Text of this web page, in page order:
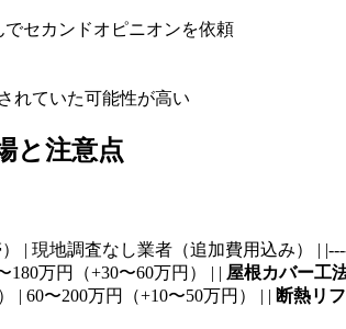
セカンドオピニオンを依頼
れていた可能性が高い
と注意点
現地調査なし業者（追加費用込み） |
180万円（+30〜60万円） | | 屋根カバー工
| 60〜200万円（+10〜50万円） | | 断熱リ